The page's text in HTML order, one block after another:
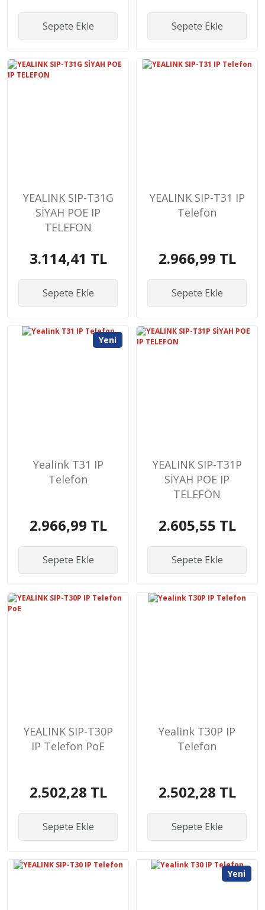
Sepete Ekle Sepete Ekle
YEALINK SIP-T31G
SİYAH POE IP
TELEFON
3.114,41 TL
Sepete Ekle
YEALINK SIP-T31 IP
Telefon
2.966,99 TL
Sepete Ekle
Yeni
Yealink T31 IP
Telefon
2.966,99 TL
Sepete Ekle
YEALINK SIP-T31P
SİYAH POE IP
TELEFON
2.605,55 TL
Sepete Ekle
YEALINK SIP-T30P
IP Telefon PoE
2.502,28 TL
Sepete Ekle
Yealink T30P IP
Telefon
2.502,28 TL
Sepete Ekle
Yeni